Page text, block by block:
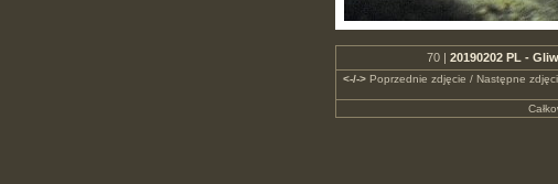
70 | 20190202 PL -
<-/->Poprzednie zdjęcie / Następne